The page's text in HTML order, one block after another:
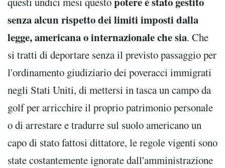
senza alcun rispetto dei limiti imposti dalla
legge, americana o internazionale che sia. Che
si tratti di deportare senza il previsto passaggio per
l'ordinamento giudiziario dei poveracci immigrati
negli Stati Uniti, di mettersi in tasca un campo da
golf per arricchire il proprio patrimonio personale
o di arrestare e tradurre sul suolo americano un
capo di stato fattosi dittatore, le regole vigenti sono
state costantemente ignorate dall'amministrazione